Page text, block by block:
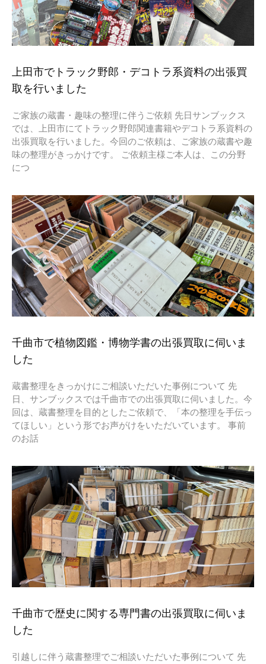
上田市でトラック野郎・デコトラ系資料の出張買
取を行いました
ご家族の蔵書・趣味の整理に伴うご依頼 先日サンブックス
では、上田市にてトラック野郎関連書籍やデコトラ系資料の
出張買取を行いました。今回のご依頼は、ご家族の蔵書や趣
味の整理がきっかけです。 ご依頼主様ご本人は、この分野
につ
千曲市で植物図鑑・博物学書の出張買取に伺いま
した
蔵書整理をきっかけにご相談いただいた事例について 先
日、サンブックスでは千曲市での出張買取に伺いました。今
回は、蔵書整理を目的としたご依頼で、「本の整理を手伝っ
てほしい」という形でお声がけをいただいています。 事前
のお話
千曲市で歴史に関する専門書の出張買取に伺いま
した
引越しに伴う蔵書整理でご相談いただいた事例について 先